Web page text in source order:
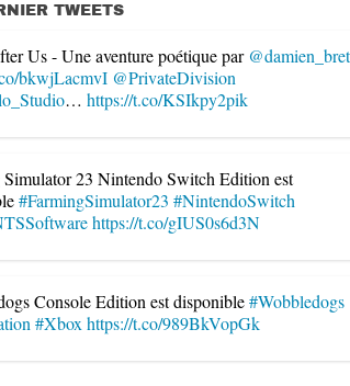
TWEETS
Us - Une aventure poétique par @damien_bret
bkwjLacmvI @PrivateDivision
… https://t.co/KSIkpy2pik
Simulator 23 Nintendo Switch Edition est
#FarmingSimulator23 #NintendoSwitch
https://t.co/gIUS0s6d3N
Console Edition est disponible#Wobbledogs
#Xbox https://t.co/989BkVopGk